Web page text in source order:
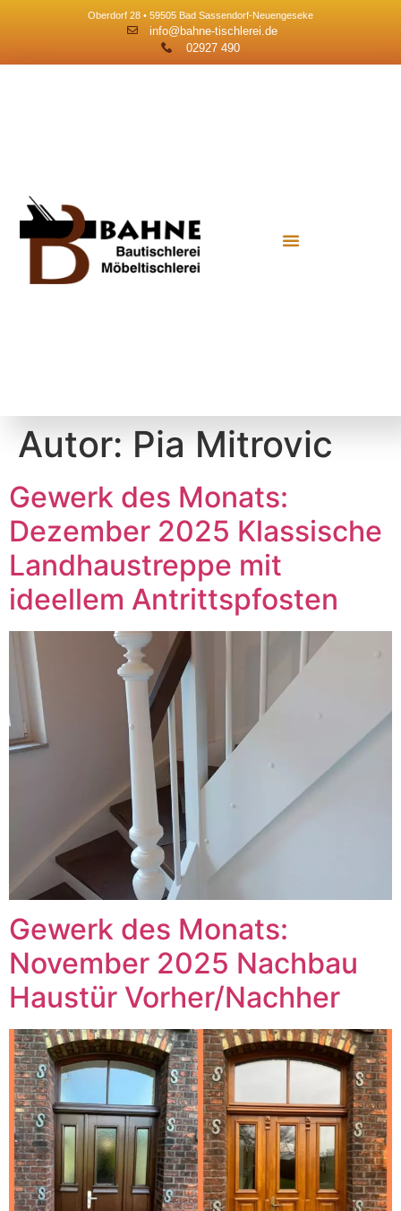
Oberdorf 28 • 59505 Bad Sassendorf-Neuengeseke
info@bahne-tischlerei.de
02927 490
Autor: Pia Mitrovic
Gewerk des Monats:
Dezember 2025 Klassische
Landhaustreppe mit
ideellem Antrittspfosten
Gewerk des Monats:
November 2025 Nachbau
Haustür Vorher/Nachher